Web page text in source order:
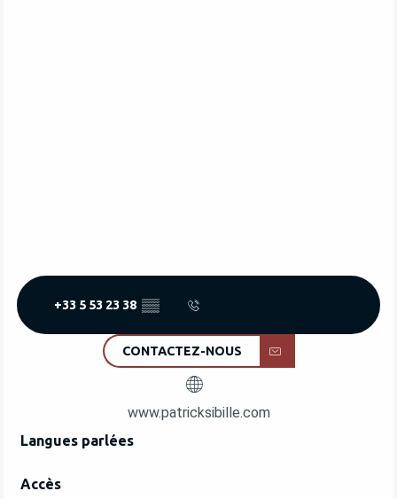
+33 5 53 23 38 ▒▒
CONTACTEZ-NOUS
www.patricksibille.com
Langues parlées
Langues parlées
Accès
Accès